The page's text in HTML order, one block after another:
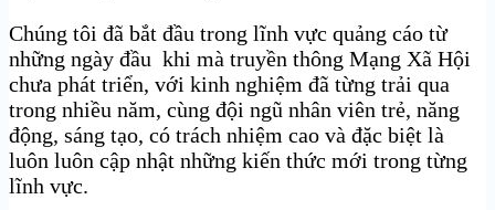
Chúng tôi đã bắt đầu trong lĩnh vực quảng cáo từ
những ngày đầu khi mà truyền thông Mạng Xã Hội
chưa phát triển, với kinh nghiệm đã từng trải qua
trong nhiều năm, cùng đội ngũ nhân viên trẻ, năng
động, sáng tạo, có trách nhiệm cao và đặc biệt là
luôn luôn cập nhật những kiến thức mới trong từng
lĩnh vực.